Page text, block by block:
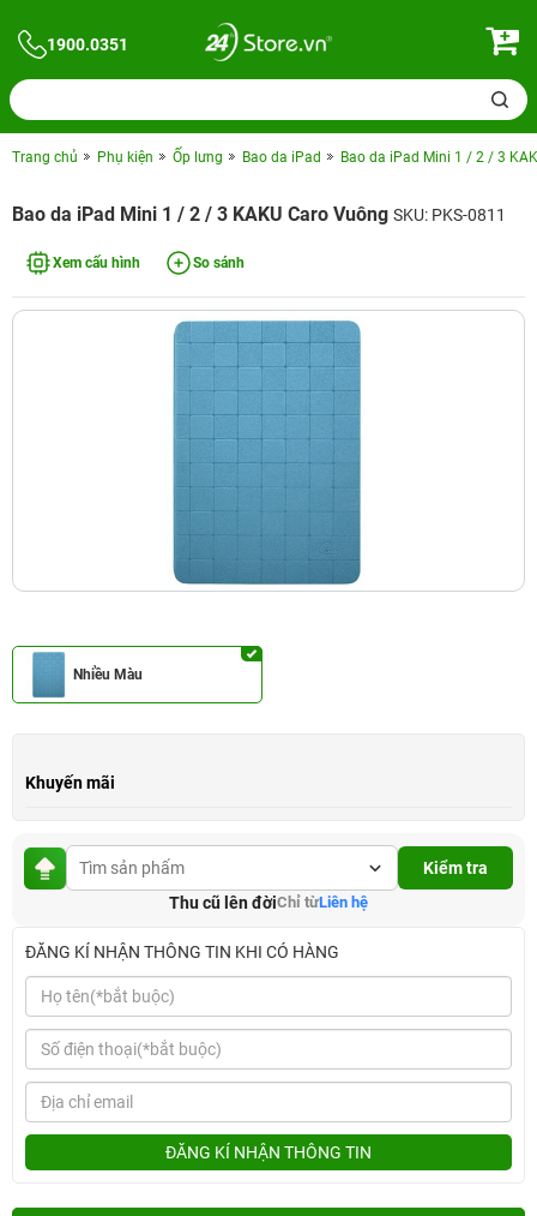
1900.0351
Trang chủ Phụ kiện Ốp lưng Bao da iPad Bao da iPad Mini 1 / 2 / 3
Bao da iPad Mini 1 / 2 / 3 KAKU Caro Vuông SKU: PKS-0811
Xem cấu hình So sánh
Nhiều Màu
Khuyến mãi
Kiểm tra
Thu cũ lên đờiChỉ từLiên hệ
ĐĂNG KÍ NHẬN THÔNG TIN KHI CÓ HÀNG
ĐĂNG KÍ NHẬN THÔNG TIN